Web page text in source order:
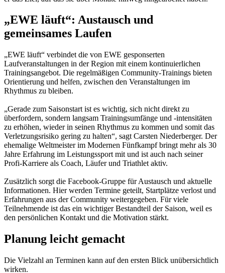
„EWE läuft“: Austausch und
gemeinsames Laufen
„EWE läuft“ verbindet die von EWE gesponserten
Laufveranstaltungen in der Region mit einem kontinuierlichen
Trainingsangebot. Die regelmäßigen Community-Trainings bieten
Orientierung und helfen, zwischen den Veranstaltungen im
Rhythmus zu bleiben.
„Gerade zum Saisonstart ist es wichtig, sich nicht direkt zu
überfordern, sondern langsam Trainingsumfänge und -intensitäten
zu erhöhen, wieder in seinen Rhythmus zu kommen und somit das
Verletzungsrisiko gering zu halten“, sagt Carsten Niederberger. Der
ehemalige Weltmeister im Modernen Fünfkampf bringt mehr als 30
Jahre Erfahrung im Leistungssport mit und ist auch nach seiner
Profi-Karriere als Coach, Läufer und Triathlet aktiv.
Zusätzlich sorgt die Facebook-Gruppe für Austausch und aktuelle
Informationen. Hier werden Termine geteilt, Startplätze verlost und
Erfahrungen aus der Community weitergegeben. Für viele
Teilnehmende ist das ein wichtiger Bestandteil der Saison, weil es
den persönlichen Kontakt und die Motivation stärkt.
Planung leicht gemacht
Die Vielzahl an Terminen kann auf den ersten Blick unübersichtlich
wirken.